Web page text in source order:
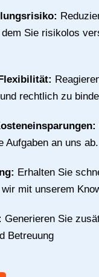
Sie risikolos
rechtlich zu
Aufgaben an uns ab.
Erhalten Sie
mit unserem
Generieren Sie
Betreuung